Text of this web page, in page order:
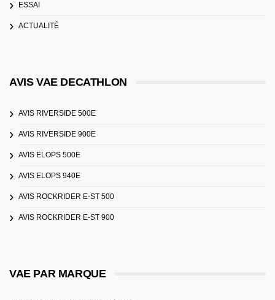
ESSAI
ACTUALITÉ
AVIS VAE DECATHLON
AVIS RIVERSIDE 500E
AVIS RIVERSIDE 900E
AVIS ELOPS 500E
AVIS ELOPS 940E
AVIS ROCKRIDER E-ST 500
AVIS ROCKRIDER E-ST 900
VAE PAR MARQUE